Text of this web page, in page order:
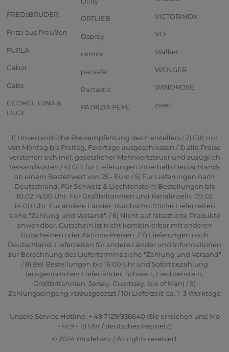
FREDsBRUDER
Fritzi aus Preußen
FURLA
Gabor
Gabs
GEORGE GINA &
LUCY
ORTLIEB
Osprey
oxmox
pacsafe
Pactastic
PATRIZIA PEPE
VICTORINOX
VOi
Walker
WENGER
WINDROSE
zwei
1) Unverbindliche Preisempfehlung des Herstellers / 2) Gilt nur
von Montag bis Freitag, Feiertage ausgeschlossen / 3) alle Preise
verstehen sich inkl. gesetzlicher Mehrwertsteuer und zuzüglich
Versandkosten / 4) Gilt für Lieferungen innerhalb Deutschlands
ab einem Bestellwert von 25,- Euro / 5) Für Lieferungen nach
Deutschland. Für Schweiz & Liechtenstein: Bestellungen bis
10.02 14:00 Uhr. Für Großbritannien und Kanalinseln: 09.02
14:00 Uhr. Für andere Länder: durchschnittliche Lieferzeiten
siehe "Zahlung und Versand". / 6) Nicht auf rabattierte Produkte
anwendbar. Gutschein ist nicht kombinierbar mit anderen
Gutscheinen oder Aktions-Preisen. / 7) Lieferungen nach
Deutschland. Lieferzeiten für andere Länder und Informationen
zur Berechnung des Liefertermins siehe "Zahlung und Versand"
/ 8) Bei Bestellungen bis 16:00 Uhr und Sofortbezahlung
(ausgenommen Lieferländer: Schweiz, Liechtenstein,
Großbritannien, Jersey, Guernsey, Isle of Man) / 9)
Zahlungseingang vorausgesetzt / 10) Lieferzeit: ca. 1–3 Werktage
Unsere Service Hotline: + 49 7129/936640 (Sie erreichen uns: Mo
- Fr 9 - 18 Uhr / deutsches Festnetz)
© 2024 modeherz / All rights reserved.